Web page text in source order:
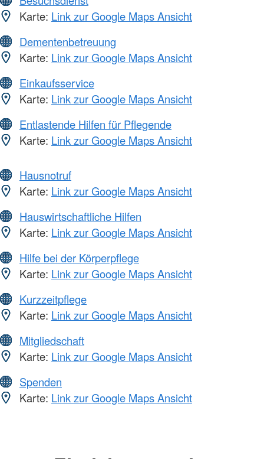
Karte: Link zur Google Maps Ansicht
Dementenbetreuung
Karte: Link zur Google Maps Ansicht
Einkaufsservice
Karte: Link zur Google Maps Ansicht
Entlastende Hilfen für Pflegende
Karte: Link zur Google Maps Ansicht
Hausnotruf
Karte: Link zur Google Maps Ansicht
Hauswirtschaftliche Hilfen
Karte: Link zur Google Maps Ansicht
Hilfe bei der Körperpflege
Karte: Link zur Google Maps Ansicht
Kurzzeitpflege
Karte: Link zur Google Maps Ansicht
Mitgliedschaft
Karte: Link zur Google Maps Ansicht
Spenden
Karte: Link zur Google Maps Ansicht